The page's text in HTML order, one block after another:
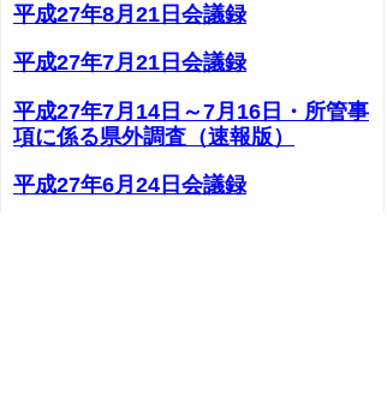
平成27年8月21日会議録
平成27年7月21日会議録
平成27年7月14日～7月16日・所管事
項に係る県外調査（速報版）
平成27年6月24日会議録